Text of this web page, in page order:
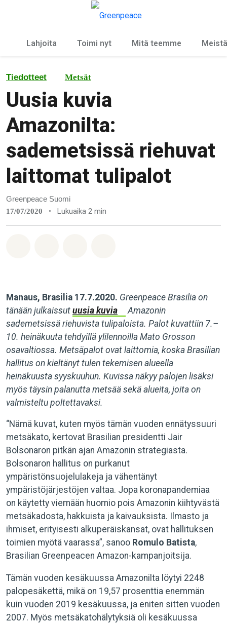
Lahjoita Toimi nyt Mitä teemme Meistä
Tiedotteet Metsät
Uusia kuvia
Amazonilta:
sademetsissä riehuvat
laittomat tulipalot
Greenpeace Suomi
17/07/2020 • Lukuaika 2 min
Manaus, Brasilia 17.7.2020. Greenpeace Brasilia on
tänään julkaissut uusia kuvia
Amazonin
sademetsissä riehuvista tulipaloista. Palot kuvattiin 7.–
10. heinäkuuta tehdyillä ylilennoilla Mato Grosson
osavaltiossa. Metsäpalot ovat laittomia, koska Brasilian
hallitus on kieltänyt tulen tekemisen alueella
heinäkuusta syyskuuhun. Kuvissa näkyy palojen lisäksi
myös täysin palanutta metsää sekä alueita, joita on
valmisteltu poltettavaksi.
“Nämä kuvat, kuten myös tämän vuoden ennätyssuuri
metsäkato, kertovat Brasilian presidentti Jair
Bolsonaron pitkän ajan Amazonin strategiasta.
Bolsonaron hallitus on purkanut
ympäristönsuojelulakeja ja vähentänyt
ympäristöjärjestöjen valtaa. Jopa koronapandemiaa
on käytetty viemään huomio pois Amazonin kiihtyvästä
metsäkadosta, hakkuista ja kaivauksista. Ilmasto ja
ihmiset, erityisesti alkuperäiskansat, ovat hallituksen
toimien myötä vaarassa”, sanoo Romulo Batista,
Brasilian Greenpeacen Amazon-kampanjoitsija.
Tämän vuoden kesäkuussa Amazonilta löytyi 2248
palopesäkettä, mikä on 19,57 prosenttia enemmän
kuin vuoden 2019 kesäkuussa, ja eniten sitten vuoden
2007. Myös metsäkatohälytyksiä oli kesäkuussa